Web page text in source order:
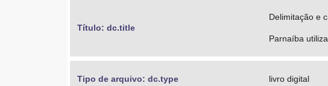
Título: dc.title
Delimitação e
Parnaíba
Tipo de arquivo: dc.type livro digital